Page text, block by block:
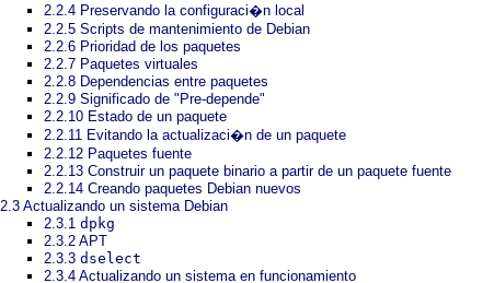
2.2.4 Preservando la configuraci�n local
2.2.5 Scripts de mantenimiento de Debian
2.2.6 Prioridad de los paquetes
2.2.7 Paquetes virtuales
2.2.8 Dependencias entre paquetes
2.2.9 Significado de "Pre-depende"
2.2.10 Estado de un paquete
2.2.11 Evitando la actualizaci�n de un paquete
2.2.12 Paquetes fuente
2.2.13 Construir un paquete binario a partir de un paquete fuente
2.2.14 Creando paquetes Debian nuevos
2.3 Actualizando un sistema Debian
2.3.1 dpkg
2.3.2 APT
2.3.3 dselect
2.3.4 Actualizando un sistema en funcionamiento